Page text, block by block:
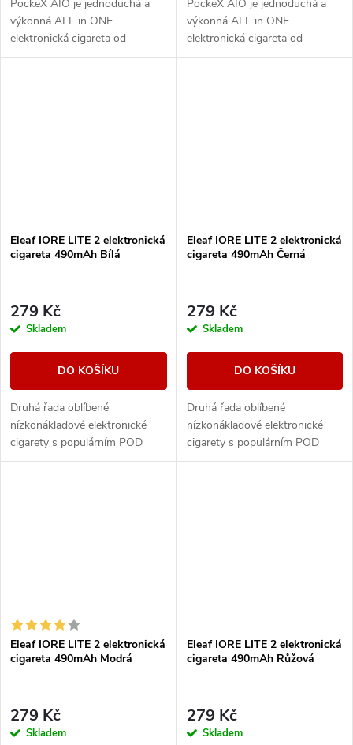
PockeX AIO je jednoduchá a
výkonná ALL in ONE
elektronická cigareta od
společnosti aSpire. Svými
PockeX AIO je jednoduchá a
výkonná ALL in ONE
elektronická cigareta od
společnosti aSpire. Svými
Eleaf IORE LITE 2 elektronická
cigareta 490mAh Bílá
279 Kč
Skladem
DO KOŠÍKU
Druhá řada oblíbené
nízkonákladové elektronické
cigarety s populárním POD
systémem od společnosti Eleaf.
Eleaf IORE LITE 2 elektronická
cigareta 490mAh Černá
279 Kč
Skladem
DO KOŠÍKU
Druhá řada oblíbené
nízkonákladové elektronické
cigarety s populárním POD
systémem od společnosti Eleaf.
Eleaf IORE LITE 2 elektronická
cigareta 490mAh Modrá
279 Kč
Skladem
Eleaf IORE LITE 2 elektronická
cigareta 490mAh Růžová
279 Kč
Skladem